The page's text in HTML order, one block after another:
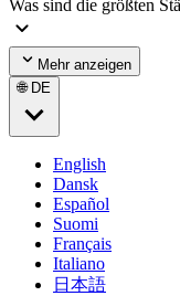
Was sind die größten
Mehr anzeigen
🌐 DE
English
Dansk
Español
Suomi
Français
Italiano
日本語